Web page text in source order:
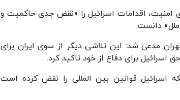
امنیت، اقدامات اسرائیل را «نقض جدی حاکمیت و
دانست.
مدعی شد: این تلاشی دیگر از سوی ایران برای
برای دفاع از خود تاکید کرد.
اسرائیل قوانین بین المللی را نقض کرده است